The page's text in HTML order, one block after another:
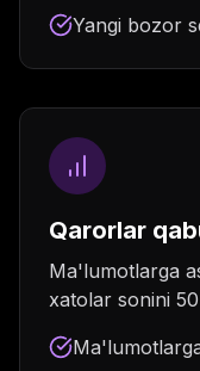
Yangi bozor
Qarorlar
Ma'lumotlarga
xatolar sonini